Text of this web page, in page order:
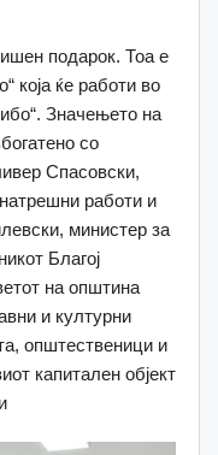
подарок. Тоа е
која ќе работи во
Значењето на
со
Спасовски,
работи и
министер за
Благој
на општина
и културни
општественици и
капитален објект